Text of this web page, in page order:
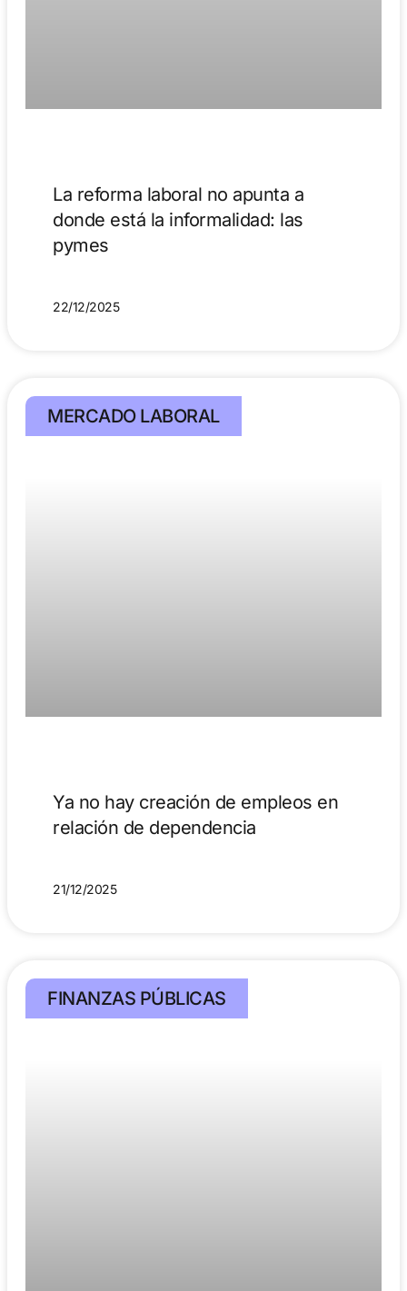
La reforma laboral no apunta a
donde está la informalidad: las
pymes
22/12/2025
MERCADO LABORAL
Ya no hay creación de empleos en
relación de dependencia
21/12/2025
FINANZAS PÚBLICAS